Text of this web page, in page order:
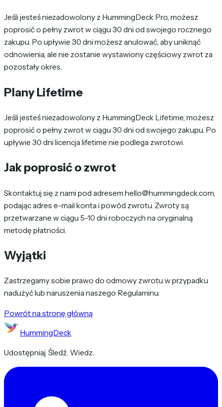
Jeśli jesteś niezadowolony z HummingDeck Pro, możesz
poprosić o pełny zwrot w ciągu 30 dni od swojego rocznego
zakupu. Po upływie 30 dni możesz anulować, aby uniknąć
odnowienia, ale nie zostanie wystawiony częściowy zwrot za
pozostały okres.
Plany Lifetime
Jeśli jesteś niezadowolony z HummingDeck Lifetime, możesz
poprosić o pełny zwrot w ciągu 30 dni od swojego zakupu. Po
upływie 30 dni licencja lifetime nie podlega zwrotowi.
Jak poprosić o zwrot
Skontaktuj się z nami pod adresem hello@hummingdeck.com,
podając adres e-mail konta i powód zwrotu. Zwroty są
przetwarzane w ciągu 5-10 dni roboczych na oryginalną
metodę płatności.
Wyjątki
Zastrzegamy sobie prawo do odmowy zwrotu w przypadku
nadużyć lub naruszenia naszego Regulaminu.
Powrót na stronę główną
HummingDeck
Udostępniaj. Śledź. Wiedz.